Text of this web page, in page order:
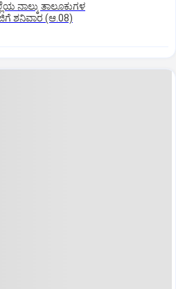
ನಾಲ್ಕು ತಾಲೂಕುಗಳ
ಶನಿವಾರ (ಆ.08)